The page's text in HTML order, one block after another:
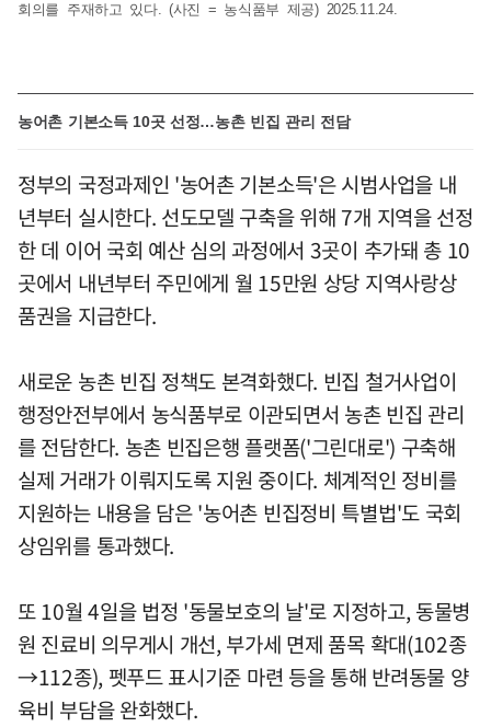
회의를 주재하고 있다. (사진 = 농식품부 제공) 2025.11.24.
농어촌 기본소득 10곳 선정…농촌 빈집 관리 전담
정부의 국정과제인 '농어촌 기본소득'은 시범사업을 내
년부터 실시한다. 선도모델 구축을 위해 7개 지역을 선정
한 데 이어 국회 예산 심의 과정에서 3곳이 추가돼 총 10
곳에서 내년부터 주민에게 월 15만원 상당 지역사랑상
품권을 지급한다.
새로운 농촌 빈집 정책도 본격화했다. 빈집 철거사업이
행정안전부에서 농식품부로 이관되면서 농촌 빈집 관리
를 전담한다. 농촌 빈집은행 플랫폼('그린대로') 구축해
실제 거래가 이뤄지도록 지원 중이다. 체계적인 정비를
지원하는 내용을 담은 '농어촌 빈집정비 특별법'도 국회
상임위를 통과했다.
또 10월 4일을 법정 '동물보호의 날'로 지정하고, 동물병
원 진료비 의무게시 개선, 부가세 면제 품목 확대(102종
→112종), 펫푸드 표시기준 마련 등을 통해 반려동물 양
육비 부담을 완화했다.